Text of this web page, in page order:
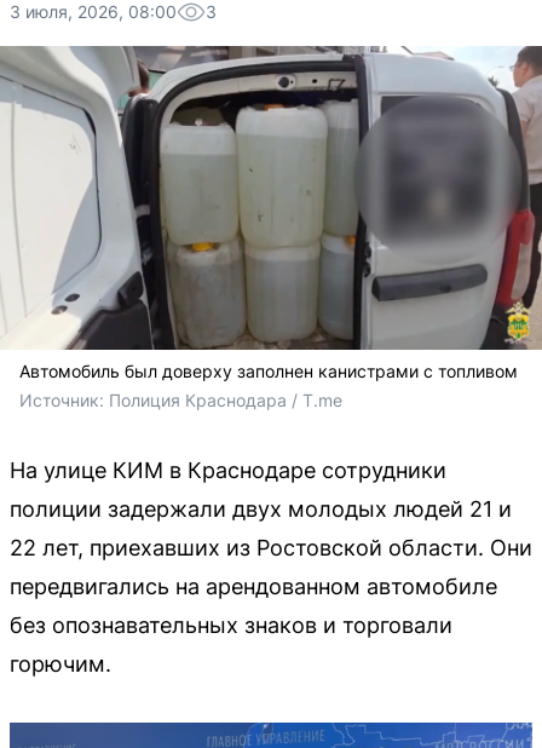
3 июля, 2026, 08:00 3
Автомобиль был доверху заполнен канистрами с топливом
Источник: Полиция Краснодара / T.me
На улице КИМ в Краснодаре сотрудники
полиции задержали двух молодых людей 21 и
22 лет, приехавших из Ростовской области. Они
передвигались на арендованном автомобиле
без опознавательных знаков и торговали
горючим.